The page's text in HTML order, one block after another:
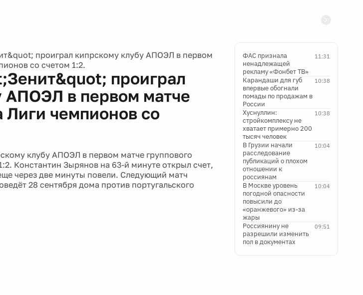
проиграл кипрскому клубу АПОЭЛ в первом
со счетом 1:2.
проиграл
АПОЭЛ в первом матче
Лиги чемпионов со
клубу АПОЭЛ в первом матче группового
Константин Зырянов на 63-й минуте открыл счет,
через две минуты повели. Следующий матч
28 сентября дома против португальского
11:31
ФАС признала
ненадлежащей
рекламу «Фонбет ТВ»
10:38
Карандаши для губ
впервые обогнали
помады по продажам в
России
10:38
Хуснуллин:
стройкомплексу не
хватает примерно 200
тысяч человек
10:04
В Грузии начали
расследование
публикаций о плохом
отношении к
россиянам
10:04
В Москве уровень
погодной опасности
повысили до
«оранжевого» из-за
жары
09:51
Россиянину не
разрешили изменить
пол в документах